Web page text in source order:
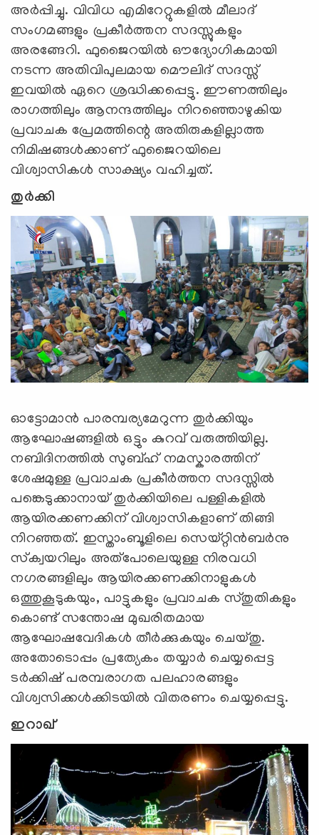
അര്‍പ്പിച്ചു. വിവിധ എമിറേറ്റുകളില്‍ മീലാദ്
സംഗമങ്ങളും പ്രകീര്‍ത്തന സദസ്സുകളും
അരങ്ങേറി. ഫുജൈറയില്‍ ഔദ്യോഗികമായി
നടന്ന അതിവിപുലമായ മൌലിദ് സദസ്സ്
ഇവയില്‍ ഏറെ ശ്രദ്ധിക്കപ്പെട്ടു. ഈണത്തിലും
രാഗത്തിലും ആനന്ദത്തിലും നിറഞ്ഞൊഴുകിയ
പ്രവാചക പ്രേമത്തിന്റെ അതിരുകളില്ലാത്ത
നിമിഷങ്ങൾക്കാണ് ഫുജൈറയിലെ
വിശ്വാസികൾ സാക്ഷ്യം വഹിച്ചത്.
തുർക്കി
ഓട്ടോമാൻ പാരമ്പര്യമേറുന്ന തുർക്കിയും
ആഘോഷങ്ങളിൽ ഒട്ടും കുറവ് വരുത്തിയില്ല.
നബിദിനത്തിൽ സുബ്ഹ് നമസ്കാരത്തിന്
ശേഷമുള്ള പ്രവാചക പ്രകീർത്തന സദസ്സിൽ
പങ്കെടുക്കാനായ് തുർക്കിയിലെ പള്ളികളിൽ
ആയിരക്കണക്കിന് വിശ്വാസികളാണ് തിങ്ങി
നിറഞ്ഞത്. ഇസ്താംബൂളിലെ സെയ്റ്റിൻബർനു
സ്‌ക്വയറിലും അത്പോലെയുള്ള നിരവധി
നഗരങ്ങളിലും ആയിരക്കണക്കിനാളുകൾ
ഒത്തുകൂടുകയും, പാട്ടുകളും പ്രവാചക സ്തുതികളും
കൊണ്ട് സന്തോഷ മുഖരിതമായ
ആഘോഷവേദികൾ തീര്‍ക്കുകയും ചെയ്തു.
അതോടൊപ്പം പ്രത്യേകം തയ്യാർ ചെയ്യപ്പെട്ട
ടർക്കിഷ് പരമ്പരാഗത പലഹാരങ്ങളും
വിശ്വസിക്കൾക്കിടയിൽ വിതരണം ചെയ്യപ്പെട്ടു.
ഇറാഖ്